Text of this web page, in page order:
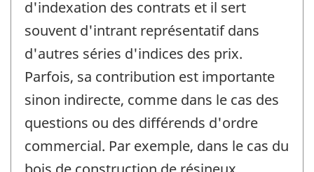
d'indexation des contrats et il sert
souvent d'intrant représentatif dans
d'autres séries d'indices des prix.
Parfois, sa contribution est importante
sinon indirecte, comme dans le cas des
questions ou des différends d'ordre
commercial. Par exemple, dans le cas du